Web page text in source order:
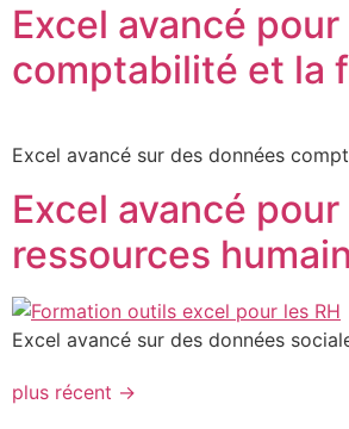
Excel avancé pour
comptabilité et la
Excel avancé sur des données
Excel avancé pour
ressources
Excel avancé sur des données
plus récent →